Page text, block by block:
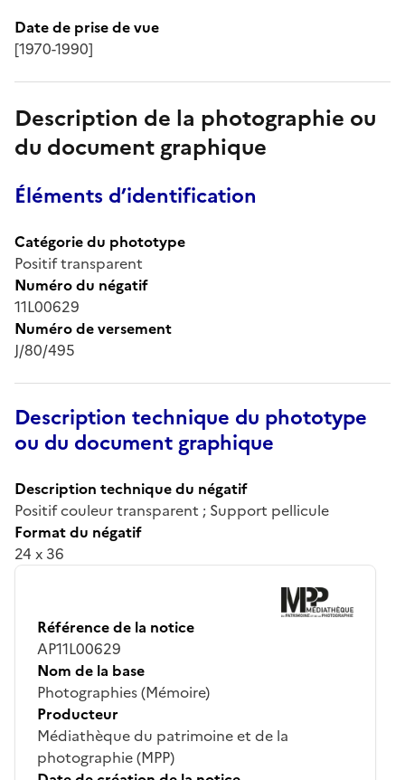
Date de prise de vue
[1970-1990]
Description de la photographie ou
du document graphique
Éléments d’identification
Catégorie du phototype
Positif transparent
Numéro du négatif
11L00629
Numéro de versement
J/80/495
Description technique du phototype
ou du document graphique
Description technique du négatif
Positif couleur transparent ; Support pellicule
Format du négatif
24 x 36
Référence de la notice
AP11L00629
Nom de la base
Photographies (Mémoire)
Producteur
Médiathèque du patrimoine et de la
photographie (MPP)